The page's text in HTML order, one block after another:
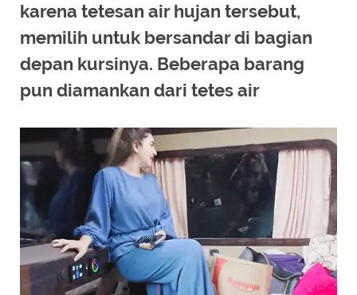
karena tetesan air hujan tersebut,
memilih untuk bersandar di bagian
depan kursinya. Beberapa barang
pun diamankan dari tetes air